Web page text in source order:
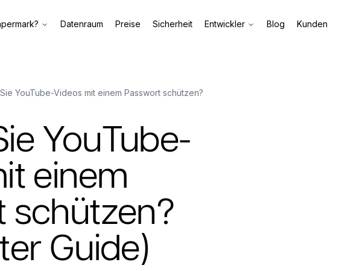
Datenraum Preise Sicherheit Entwickler Blog Kunden
YouTube-Videos mit einem Passwort schützen?
YouTube-
einem
schützen?
Guide)